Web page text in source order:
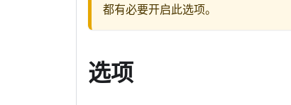
都有必要开启此选项。
选项